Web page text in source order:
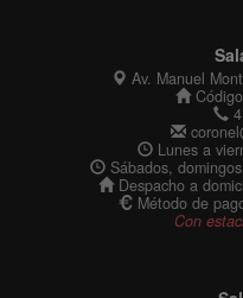
Av. Manuel
Lunes a
Sábados,
Despacho a
Método de
Con